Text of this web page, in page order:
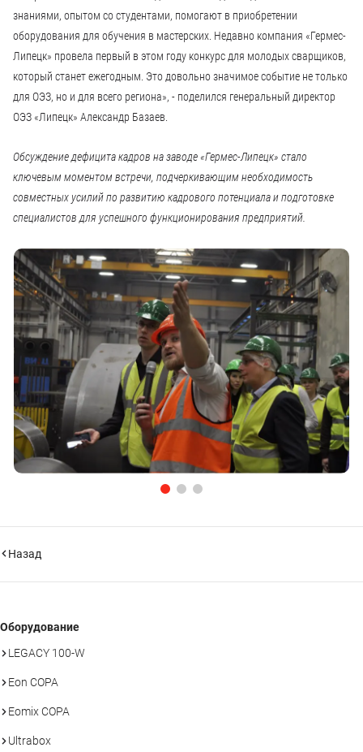
знаниями, опытом со студентами, помогают в приобретении
оборудования для обучения в мастерских. Недавно компания «Гермес-
Липецк» провела первый в этом году конкурс для молодых сварщиков,
который станет ежегодным. Это довольно значимое событие не только
для ОЭЗ, но и для всего региона», - поделился генеральный директор
ОЭЗ «Липецк» Александр Базаев.
Обсуждение дефицита кадров на заводе «Гермес-Липецк» стало
ключевым моментом встречи, подчеркивающим необходимость
совместных усилий по развитию кадрового потенциала и подготовке
специалистов для успешного функционирования предприятий.
Назад
Оборудование
LEGACY 100-W
Eon COPA
Eomix COPA
Ultrabox